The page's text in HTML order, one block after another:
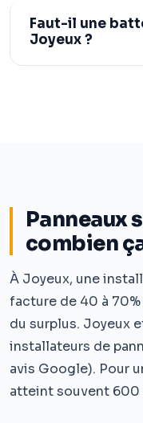
Panneaux
combien
À Joyeux, une
facture de 40 à
du surplus. Joyeux
installateurs de
avis Google). Pour
atteint souvent 600
Faut-il une
Joyeux ?